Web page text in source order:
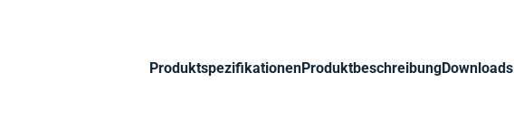
ProduktspezifikationenProduktbeschreibungDownloads